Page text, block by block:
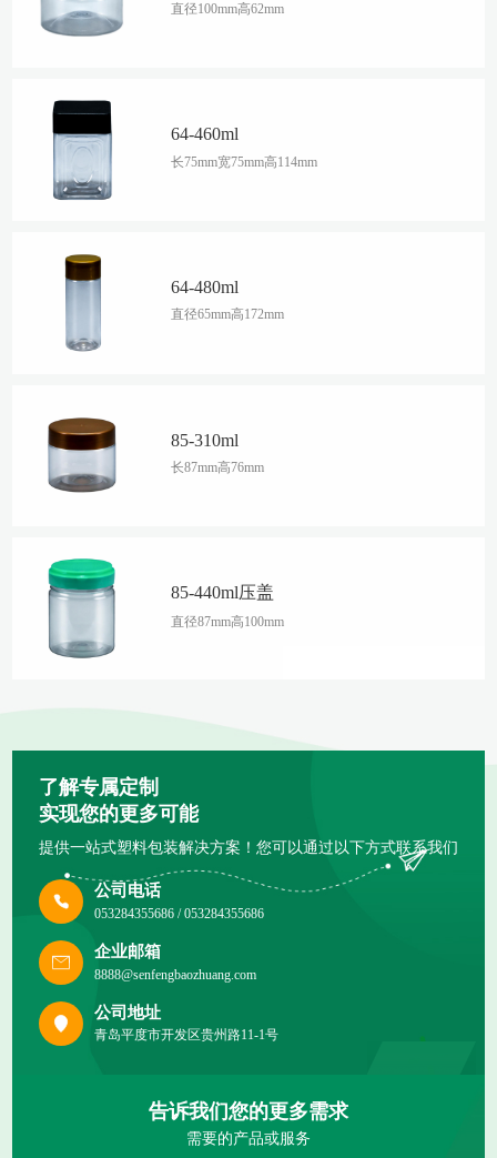
直径100mm高62mm
64-460ml
长75mm宽75mm高114mm
64-480ml
直径65mm高172mm
85-310ml
长87mm高76mm
85-440ml压盖
直径87mm高100mm
了解专属定制
实现您的更多可能
提供一站式塑料包装解决方案！您可以通过以下方式联系我们
公司电话
053284355686 / 053284355686
企业邮箱
8888@senfengbaozhuang.com
公司地址
青岛平度市开发区贵州路11-1号
告诉我们您的更多需求
需要的产品或服务